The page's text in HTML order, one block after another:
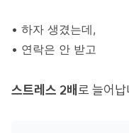
• 하자 생겼는데,
• 연락은 안 받고
스트레스 2배로 늘어납